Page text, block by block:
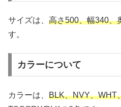
サイズは、 高さ500、幅340、
す。
カラーについて
カラーは、 BLK、NVY、WHT